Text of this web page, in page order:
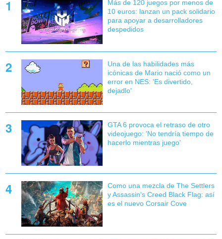
Más de 120 juegos por menos de
10 euros: lanzan un pack solidario
para apoyar a desarrolladores
despedidos
Una de las habilidades más
icónicas de Mario nació como un
error en NES: 'Es divertido,
dejadlo'
GTA 6 provoca el retraso de otro
videojuego: 'No tendría tiempo de
hacerlo mientras juego'
Como una mezcla de The Settlers
y Assassin's Creed Black Flag: así
es el nuevo Corsair Cove